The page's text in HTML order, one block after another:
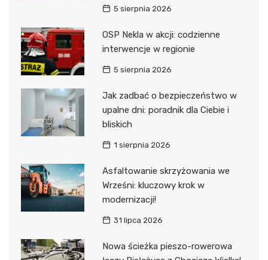
5 sierpnia 2026
OSP Nekla w akcji: codzienne
interwencje w regionie
5 sierpnia 2026
Jak zadbać o bezpieczeństwo w
upalne dni: poradnik dla Ciebie i
bliskich
1 sierpnia 2026
Asfaltowanie skrzyżowania we
Wrześni: kluczowy krok w
modernizacji!
31 lipca 2026
Nowa ścieżka pieszo-rowerowa